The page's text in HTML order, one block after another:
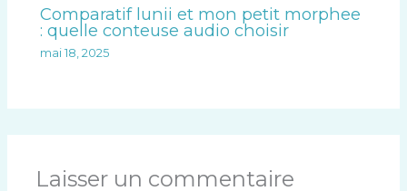
Comparatif lunii et mon petit morphee
: quelle conteuse audio choisir
mai 18, 2025
Laisser un commentaire